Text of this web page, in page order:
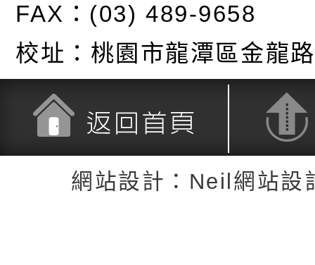
FAX：(03) 489-9658
校址： 桃園市龍潭區金龍
返回首頁 返回頂端
網站設計：Neil網站設